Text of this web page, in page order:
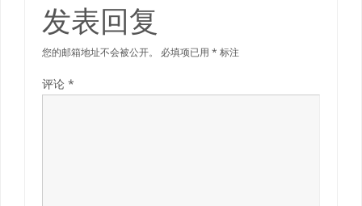
发表回复
您的邮箱地址不会被公开。 必填项已用* 标注
评论*